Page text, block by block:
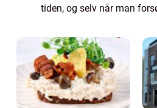
tiden, og selv når man